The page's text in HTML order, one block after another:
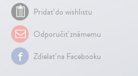
Pridať do wishlistu
Odporučiť známemu
Zdielať na Facebooku